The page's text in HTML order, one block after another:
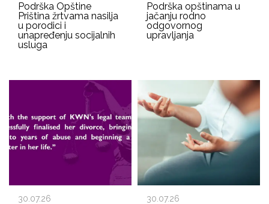
Podrška Opštine
Priština žrtvama nasilja
u porodici i
unapređenju socijalnih
usluga
Podrška opštinama u
jačanju rodno
odgovornog
upravljanja
30.07.26 30.07.26